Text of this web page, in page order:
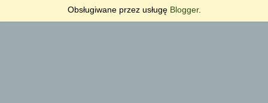
Obsługiwane przez usługę Blogger.